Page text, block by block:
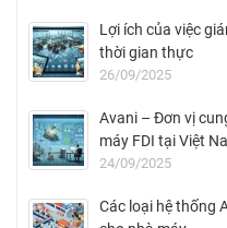
Lợi ích của việc
thời gian thực
26/09/2025
Avani – Đơn vị
máy FDI tại Việt
24/09/2025
Các loại hệ thống